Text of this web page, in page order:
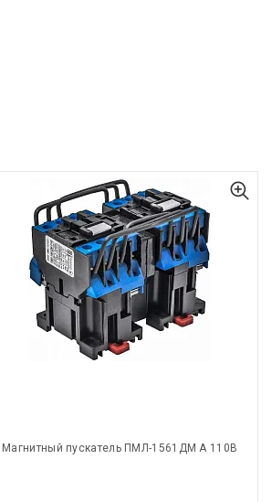
Магнитный пускатель ПМЛ-1561ДМ А 110В